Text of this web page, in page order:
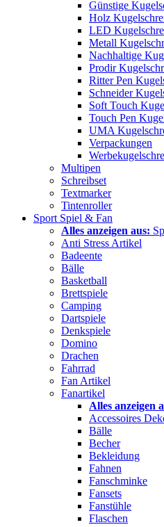
Günstige
Holz
LED
Metall
Nachhaltige
Prodir
Ritter Pen
Schneider
Soft Touch
Touch Pen
UMA
Verpackungen
Multipen
Schreibset
Textmarker
Tintenroller
Sport Spiel & Fan
Alles anzeigen aus:
Anti Stress Artikel
Badeente
Bälle
Basketball
Brettspiele
Camping
Dartspiele
Denkspiele
Domino
Drachen
Fahrrad
Fan Artikel
Fanartikel
Alles anzeigen
Accessoires
Bälle
Becher
Bekleidung
Fahnen
Fanschminke
Fansets
Fanstühle
Flaschen